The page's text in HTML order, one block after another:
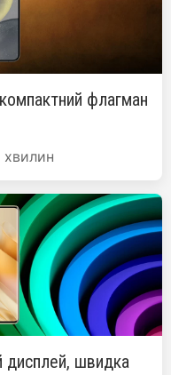
флагман
хвилин
дисплей, швидка